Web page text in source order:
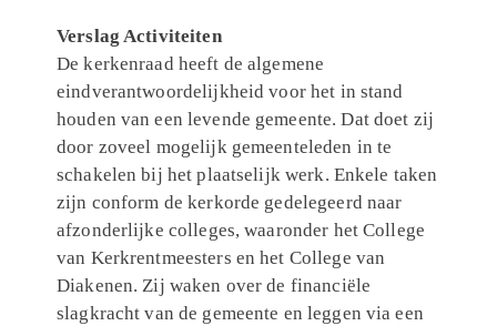
Verslag Activiteiten
De kerkenraad heeft de algemene
eindverantwoordelijkheid voor het in stand
houden van een levende gemeente. Dat doet zij
door zoveel mogelijk gemeenteleden in te
schakelen bij het plaatselijk werk. Enkele taken
zijn conform de kerkorde gedelegeerd naar
afzonderlijke colleges, waaronder het College
van Kerkrentmeesters en het College van
Diakenen. Zij waken over de financiële
slagkracht van de gemeente en leggen via een